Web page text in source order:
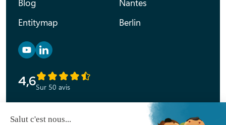
Entitymap
Berlin
Retrouvez nous sur YouTube
Retrouvez nous sur Linkedin
4,6Sur 50 avis